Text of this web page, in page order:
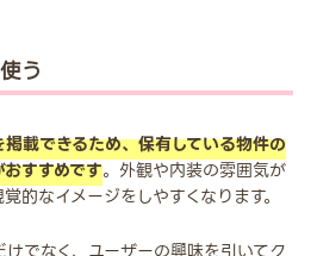
う
載できるため、保有している物件の
すすめです。外観や内装の雰囲気が
的なイメージをしやすくなります。